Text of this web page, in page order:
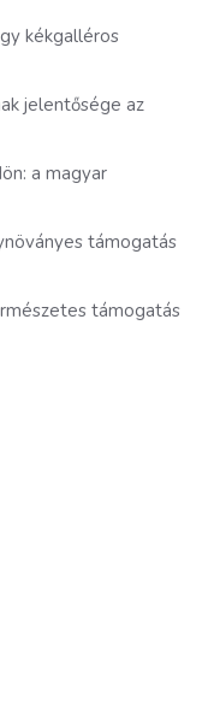
kékgalléros
jelentősége az
a magyar
támogatás
támogatás